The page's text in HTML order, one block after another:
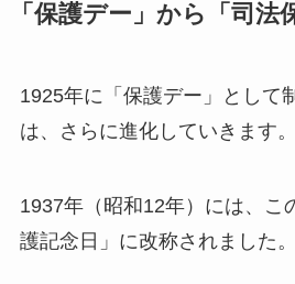
「保護デー」から「司法
1925年に「保護デー」として
は、さらに進化していきます。
1937年（昭和12年）には、こ
護記念日」に改称されました。